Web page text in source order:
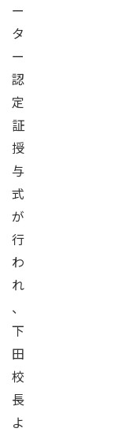
ー
タ
ー
認
定
証
授
与
式
が
行
わ
れ
、
下
田
校
長
よ